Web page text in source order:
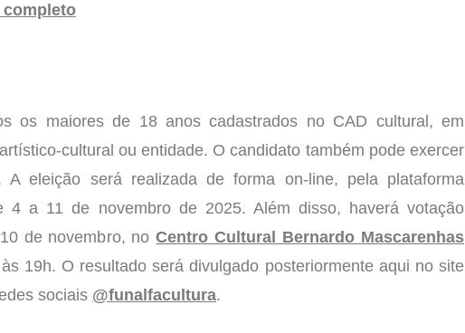
completo
os maiores de 18 anos cadastrados no CAD cultural, em
cultural ou entidade. O candidato também pode exercer
eleição será realizada de forma on-line, pela plataforma
4 a 11 de novembro de 2025. Além disso, haverá votação
de novembro, noCentro Cultural Bernardo Mascarenhas
19h. O resultado será divulgado posteriormente aqui no site
sociais @funalfacultura.